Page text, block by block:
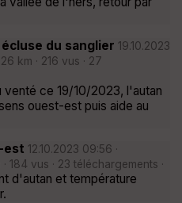
du sanglier 19.10.2023
km · 216 vus · 27
venté ce 19/10/2023, l'autan
ouest-est puis aide au
est 12.10.2023 09:56 ·
184 vus · 23 téléchargements ·
d'autan et température